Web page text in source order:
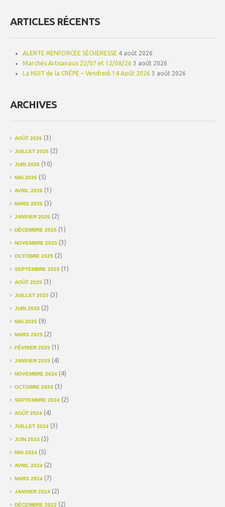
ARTICLES RÉCENTS
ALERTE RENFORCÉE SÉCHERESSE 4 août 2026
Marchés Artisanaux 22/07 et 12/08/26 3 août 2026
La NUIT de la CRÊPE – Vendredi 14 Août 2026 3 août 2026
ARCHIVES
AOÛT 2026 (3)
JUILLET 2026 (2)
JUIN 2026 (10)
MAI 2026 (5)
AVRIL 2026 (1)
MARS 2026 (3)
JANVIER 2026 (2)
DÉCEMBRE 2025 (1)
NOVEMBRE 2025 (3)
OCTOBRE 2025 (2)
SEPTEMBRE 2025 (1)
AOÛT 2025 (3)
JUILLET 2025 (3)
JUIN 2025 (2)
MAI 2025 (9)
MARS 2025 (2)
FÉVRIER 2025 (1)
JANVIER 2025 (4)
NOVEMBRE 2024 (4)
OCTOBRE 2024 (3)
SEPTEMBRE 2024 (2)
AOÛT 2024 (4)
JUILLET 2024 (3)
JUIN 2024 (5)
MAI 2024 (5)
AVRIL 2024 (2)
MARS 2024 (7)
JANVIER 2024 (2)
DÉCEMBRE 2023 (2)